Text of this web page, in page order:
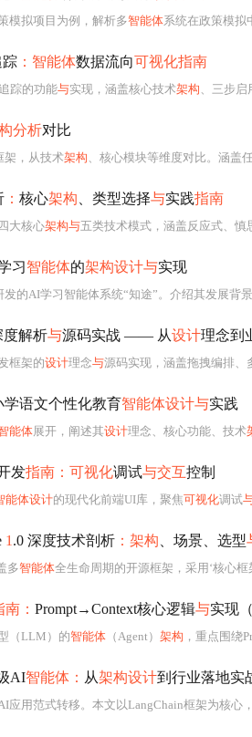
模拟项目为例，解析多智能体系统在政策模拟
踪 ：智能体数据流向可视化指南
踪的功能与实现，涵盖核心技术架构、三步启
分析对比
架，从技术架构、核心模块等维度对比。涵盖
： 核心架构 、类型选择与实践指南
大核心架构与五类技术模式，涵盖反应式、
习智能体的架构设计与实现
的AI学习智能体系统“知途”。介绍其发展背
度解析与源码实战 —— 从设计理念到
框架的设计理念与源码实现，涵盖拖拽编排、
学语文个性化教育智能体设计与实践
能体展开，阐述其设计理念、核心功能、技术
发指南：可视化调试与交互控制
能体设计的现代化前端UI库，聚焦可视化调试
1 .0 深度技术剖析 ：架构 、场景、选型
多智能体全生命周期的开源框架，采用‘核心框
： Prompt→Context核心逻辑与实现
（LLM）的智能体 （Agent） 架构 ，重点围绕
AI智能体： 从架构设计到行业落地实
应用范式转移。本文以LangChain框架为核心